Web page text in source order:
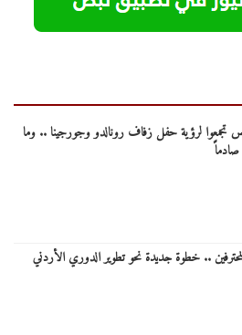
تجمعوا لرؤية حفل زفاف رونالدو وجورجينا .. وما
.. خطوة جديدة نحو تطوير الدوري الأردني